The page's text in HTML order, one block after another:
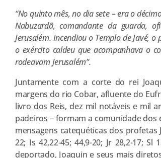
“No quinto mês, no dia sete – era o
Nabuzardã, comandante da guarda,
Jerusalém. Incendiou o Templo de Javé,
o exército caldeu que acompanhava o
rodeavam Jerusalém”.
Juntamente com a corte do rei
margens do rio Cobar, afluente do
livro dos Reis, dez mil notáveis e mil
padeiros – formam a comunidade dos
mensagens catequéticas dos profetas
22; Is 42,22-45; 44,9-20; Jr 28,2-17;
deportado, Joaquin e seus mais